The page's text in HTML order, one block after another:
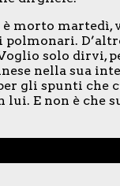
morto martedì,
polmonari.
solo dirvi,
nella sua
gli spunti che
lui. E non è che